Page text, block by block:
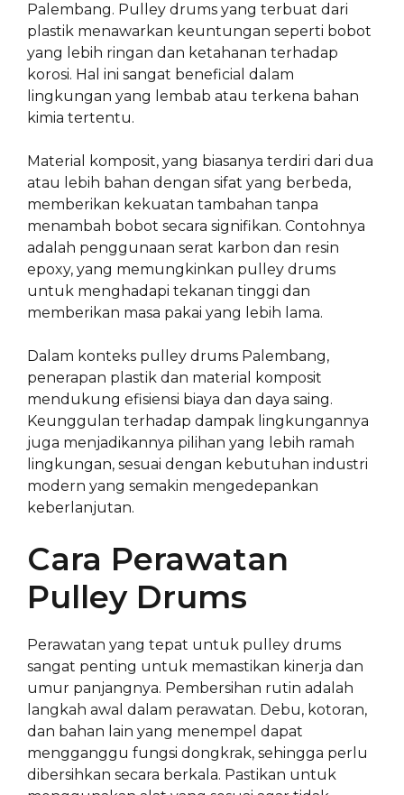
Palembang. Pulley drums yang terbuat dari
plastik menawarkan keuntungan seperti bobot
yang lebih ringan dan ketahanan terhadap
korosi. Hal ini sangat beneficial dalam
lingkungan yang lembab atau terkena bahan
kimia tertentu.
Material komposit, yang biasanya terdiri dari dua
atau lebih bahan dengan sifat yang berbeda,
memberikan kekuatan tambahan tanpa
menambah bobot secara signifikan. Contohnya
adalah penggunaan serat karbon dan resin
epoxy, yang memungkinkan pulley drums
untuk menghadapi tekanan tinggi dan
memberikan masa pakai yang lebih lama.
Dalam konteks pulley drums Palembang,
penerapan plastik dan material komposit
mendukung efisiensi biaya dan daya saing.
Keunggulan terhadap dampak lingkungannya
juga menjadikannya pilihan yang lebih ramah
lingkungan, sesuai dengan kebutuhan industri
modern yang semakin mengedepankan
keberlanjutan.
Cara Perawatan
Pulley Drums
Perawatan yang tepat untuk pulley drums
sangat penting untuk memastikan kinerja dan
umur panjangnya. Pembersihan rutin adalah
langkah awal dalam perawatan. Debu, kotoran,
dan bahan lain yang menempel dapat
mengganggu fungsi dongkrak, sehingga perlu
dibersihkan secara berkala. Pastikan untuk